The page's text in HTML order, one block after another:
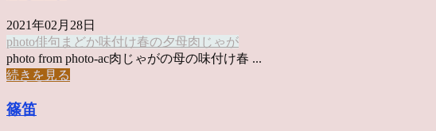
2021年02月28日
photo俳句 まどか味付け春の夕母肉じゃが
photo from photo-ac肉じゃがの母の味付け春 ...
続きを見る
篠笛